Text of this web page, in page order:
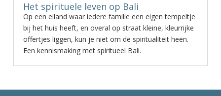
Het spirituele leven op Bali
Op een eiland waar iedere familie een eigen tempeltje
bij het huis heeft, en overal op straat kleine, kleurrijke
offertjes liggen, kun je niet om de spiritualiteit heen.
Een kennismaking met spiritueel Bali.